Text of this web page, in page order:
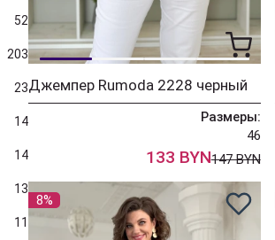
52
203
23
14
14
13
11
Джемпер Rumoda 2228 черный
Размеры:
46
133 BYN147 BYN
8%